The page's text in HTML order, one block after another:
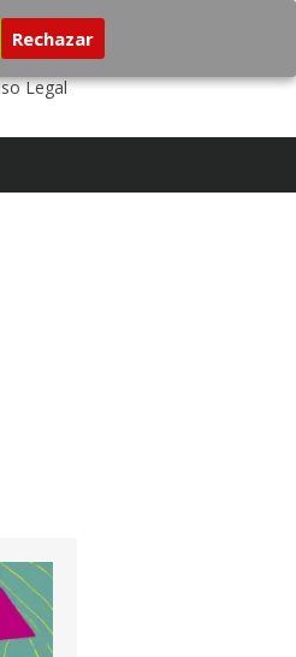
Legal
Rechazar